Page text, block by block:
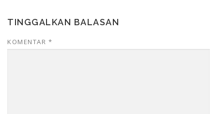
TINGGALKAN BALASAN
KOMENTAR *